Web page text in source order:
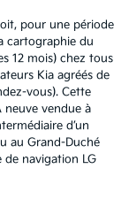
pour une période
cartographie du
12 mois) chez tous
Kia agréés de
vous). Cette
neuve vendue à
d’un
au Grand-Duché
de navigation LG